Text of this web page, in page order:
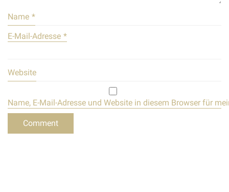
Name *
E-Mail-Adresse *
Website
Name, E-Mail-Adresse und Website in diesem Browser für